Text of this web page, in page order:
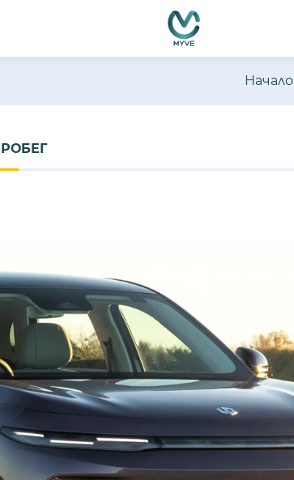
Начало